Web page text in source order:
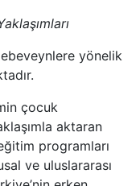
yönelik
çocuk
aktaran
programları
ve uluslararası